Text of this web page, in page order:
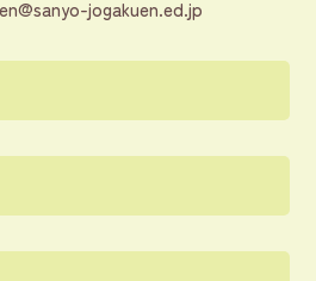
jogakuen.ed.jp